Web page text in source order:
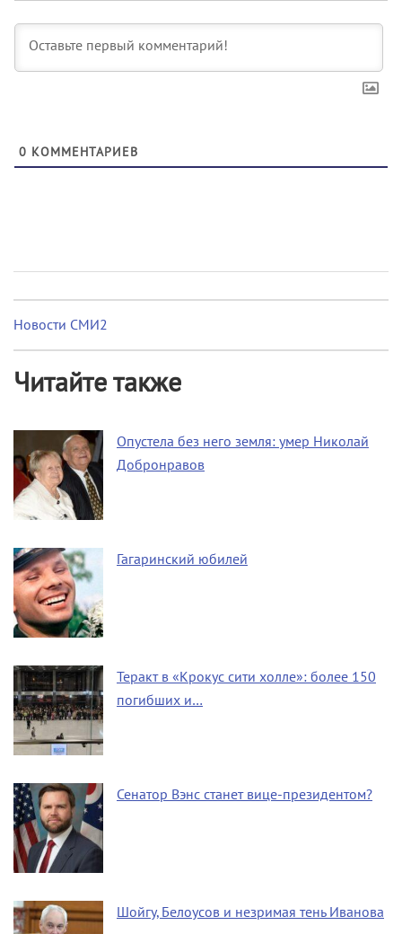
0 КОММЕНТАРИЕВ
Новости СМИ2
Читайте также
Опустела без него земля: умер Николай
Добронравов
Гагаринский юбилей
Теракт в «Крокус сити холле»: более 150
погибших и…
Сенатор Вэнс станет вице-президентом?
Шойгу, Белоусов и незримая тень Иванова